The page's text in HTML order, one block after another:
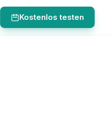
Kostenlos testen